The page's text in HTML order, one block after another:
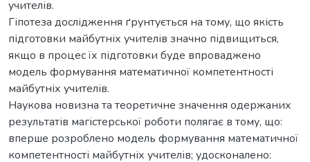
учителів.
Гіпотеза дослідження ґрунтується на тому, що якість
підготовки майбутніх учителів значно підвищиться,
якщо в процес їх підготовки буде впроваджено
модель формування математичної компетентності
майбутніх учителів.
Наукова новизна та теоретичне значення одержаних
результатів магістерської роботи полягає в тому, що:
вперше розроблено модель формування математичної
компетентності майбутніх учителів; удосконалено: